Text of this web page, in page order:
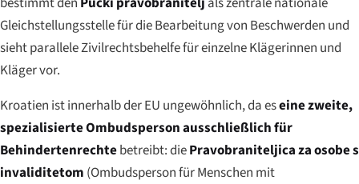
Gleichstellungsstelle für die Bearbeitung von Beschwerden und
sieht parallele Zivilrechtsbehelfe für einzelne Klägerinnen und
Kläger vor.
Kroatien ist innerhalb der EU ungewöhnlich, da eseine zweite,
spezialisierte Ombudsperson ausschließlich für
Behindertenrechtebetreibt: diePravobraniteljica za osobe s
invaliditetom (Ombudsperson für Menschen mit